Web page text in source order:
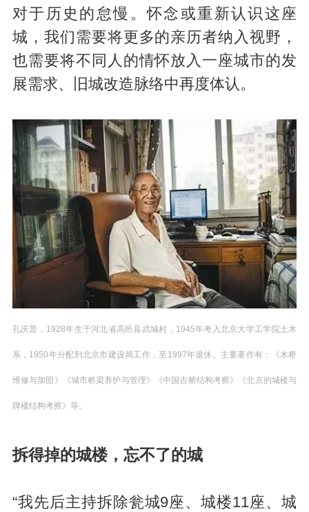
对于历史的怠慢。怀念或重新认识这座
城，我们需要将更多的亲历者纳入视野，
也需要将不同人的情怀放入一座城市的发
展需求、旧城改造脉络中再度体认。
孔庆普，1928年生于河北省高邑县武城村，1945年考入北京大学工学院土木
系，1950年分配到北京市建设局工作，至1997年退休。主要著作有：《木桥
维修与加固》《城市桥梁养护与管理》《中国古桥结构考察》《北京的城楼与
牌楼结构考察》等。
拆得掉的城楼，忘不了的城
“我先后主持拆除瓮城9座、城楼11座、城